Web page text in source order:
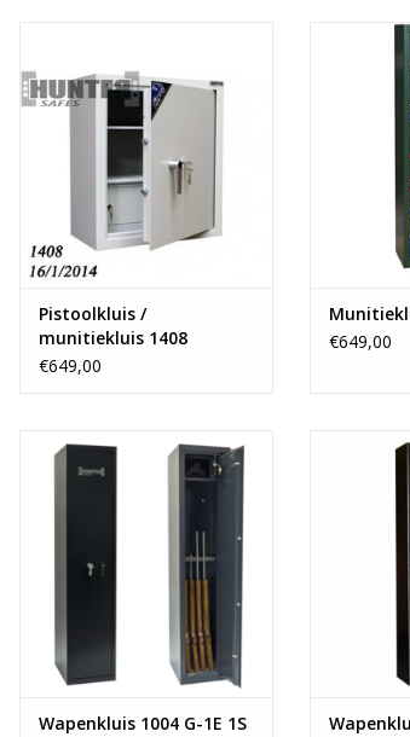
- Verstelbaar legbord
- 60 kg
TOEVOEGEN AAN WINKELWAGEN
Pistoolkluis /
munitiekluis 1408
€649,00
-
-
€649,00
- 175x38 cm
- Ruimte voor 6 geweren
TOEVOEGEN AAN WINKELWAGEN
Wapenkluis 1004 G-1E 1S
-
-
-